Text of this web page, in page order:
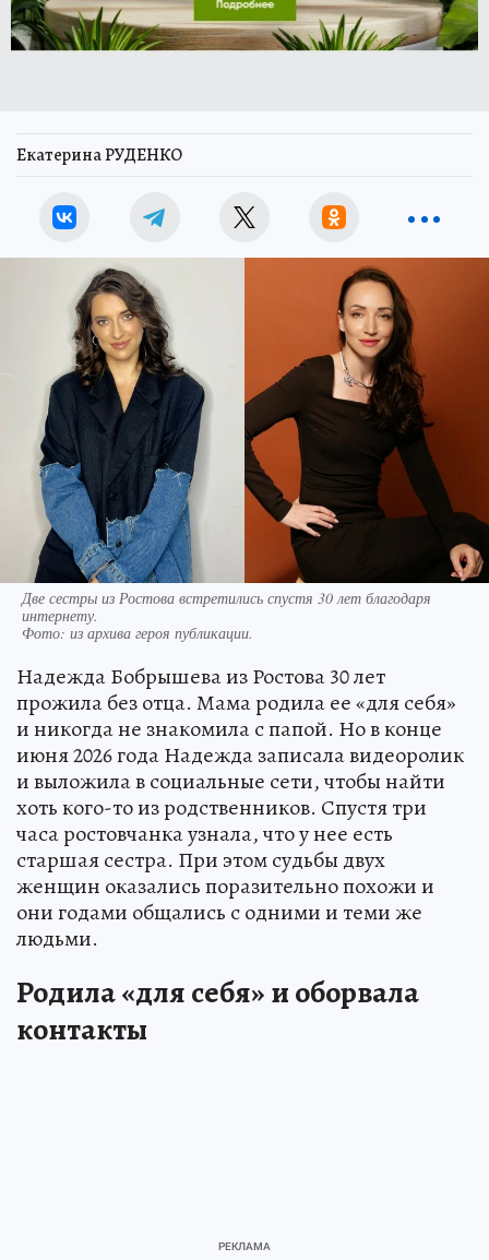
Екатерина РУДЕНКО
Две сестры из Ростова встретились спустя 30 лет благодаря
интернету.
Фото: из архива героя публикации.
Надежда Бобрышева из Ростова 30 лет
прожила без отца. Мама родила ее «для себя»
и никогда не знакомила с папой. Но в конце
июня 2026 года Надежда записала видеоролик
и выложила в социальные сети, чтобы найти
хоть кого-то из родственников. Спустя три
часа ростовчанка узнала, что у нее есть
старшая сестра. При этом судьбы двух
женщин оказались поразительно похожи и
они годами общались с одними и теми же
людьми.
Родила «для себя» и оборвала
контакты